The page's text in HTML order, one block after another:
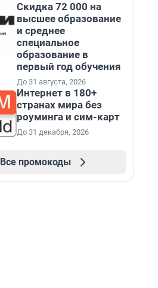
Скидка 72 000 на
высшее образование
и среднее
специальное
образование в
первый год обучения
До 31 августа, 2026
Интернет в 180+
странах мира без
роуминга и сим-карт
До 31 декабря, 2026
Все промокоды